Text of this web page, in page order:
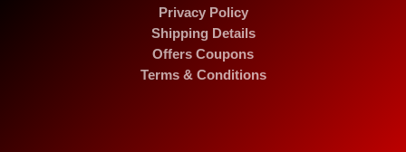
Privacy Policy
Shipping Details
Offers Coupons
Terms & Conditions